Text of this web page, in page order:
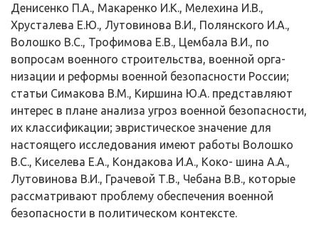
Денисенко П.А., Макаренко И.К., Мелехина И.В.,
Хрусталева Е.Ю., Лутовинова В.И., Полянского И.А.,
Волошко В.С., Трофи­мова Е.В., Цембала В.И., по
вопросам военного строительства, военной орга­
низации и реформы военной безопасности России;
статьи Симакова В.М., Киршина Ю.А. представляют
интерес в плане анализа угроз военной безо­пасности,
их классификации; эвристическое значение для
настоящего иссле­дования имеют работы Волошко
В.С., Киселева Е.А., Кондакова И.А., Коко- шина А.А.,
Лутовинова В.И., Грачевой Т.В., Чебана В.В., которые
рассмат­ривают проблему обеспечения военной
безопасности в политическом кон­тексте.